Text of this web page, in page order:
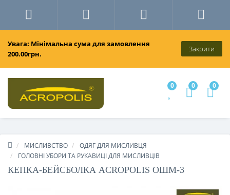
Увага: Мінімальна сума для замовлення
200.00грн.
Закрити
0 0 0
МИСЛИВСТВО
ОДЯГ ДЛЯ МИСЛИВЦЯ
ГОЛОВНІ УБОРИ ТА РУКАВИЦІ ДЛЯ МИСЛИВЦІВ
КЕПКА-БЕЙСБОЛКА ACROPOLIS ОШМ-3